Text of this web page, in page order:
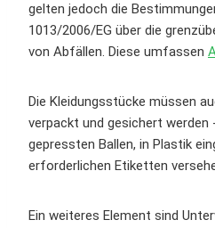
gelten jedoch die
1013/2006/EG über die
von Abfällen. Diese umfassen
Die Kleidungsstücke müssen
verpackt und gesichert werden
gepressten Ballen, in Plastik
erforderlichen Etiketten
Ein weiteres Element sind